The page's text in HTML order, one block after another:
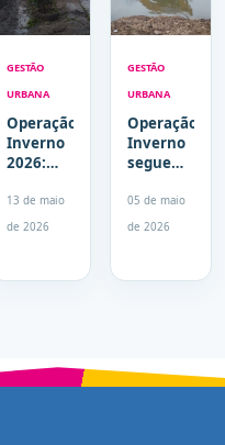
GESTÃO
URBANA
Operação
Inverno
2026:
intensifica
limpeza
para
13 de maio
de 2026
GESTÃO
URBANA
Operação
Inverno
segue
e Olinda
intensifica
com
05 de maio
de 2026